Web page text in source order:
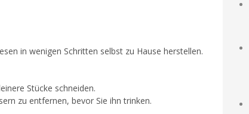
in wenigen Schritten selbst zu Hause herstellen.
Stücke schneiden.
zu entfernen, bevor Sie ihn trinken.